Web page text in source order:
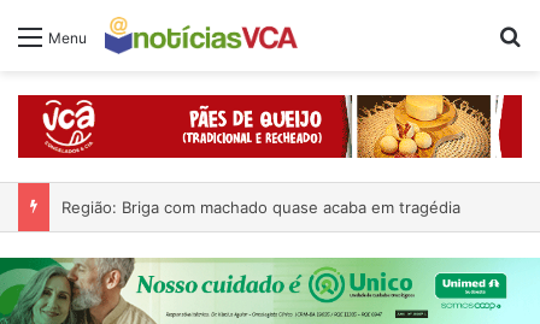
Menu
Região: Briga com machado quase acaba em tragédia